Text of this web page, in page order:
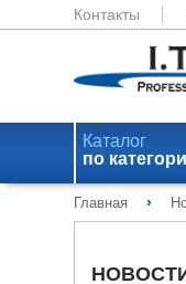
Контакты
Каталог
по
Главная ›